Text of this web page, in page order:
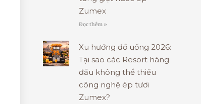
Zumex
Đọc thêm »
Xu hướng đồ uống 2026:
Tại sao các Resort hàng
đầu không thể thiếu
công nghệ ép tươi
Zumex?